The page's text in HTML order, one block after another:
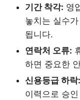
기간 착각: 영
놓치는 실수
됩니다.
연락처 오류:
하면 중요한
신용등급 하락:
이력으로 승